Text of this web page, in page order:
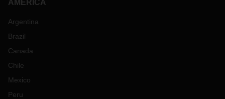
AMERICA
Argentina
Brazil
Canada
Chile
Mexico
Peru